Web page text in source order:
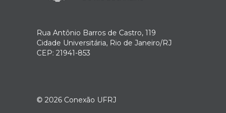
Rua Antônio Barros de Castro, 119
Cidade Universitária, Rio de Janeiro/RJ
CEP: 21941-853
© 2026 Conexão UFRJ